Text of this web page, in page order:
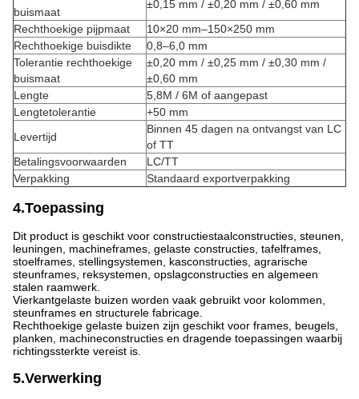
buismaat
±0,15 mm / ±0,20 mm / ±0,60 mm
Rechthoekige pijpmaat
10×20 mm–150×250 mm
Rechthoekige buisdikte
0,8–6,0 mm
Tolerantie rechthoekige
buismaat
±0,20 mm / ±0,25 mm / ±0,30 mm /
±0,60 mm
Lengte
5,8M / 6M of aangepast
Lengtetolerantie
+50 mm
Levertijd
Binnen 45 dagen na ontvangst van LC
of TT
Betalingsvoorwaarden
LC/TT
Verpakking
Standaard exportverpakking
4.Toepassing
Dit product is geschikt voor constructiestaalconstructies, steunen,
leuningen, machineframes, gelaste constructies, tafelframes,
stoelframes, stellingsystemen, kasconstructies, agrarische
steunframes, reksystemen, opslagconstructies en algemeen
stalen raamwerk.
Vierkantgelaste buizen worden vaak gebruikt voor kolommen,
steunframes en structurele fabricage.
Rechthoekige gelaste buizen zijn geschikt voor frames, beugels,
planken, machineconstructies en dragende toepassingen waarbij
richtingssterkte vereist is.
5.Verwerking